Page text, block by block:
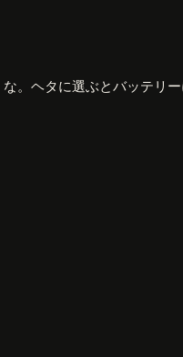
な。ヘタに選ぶとバッテリ